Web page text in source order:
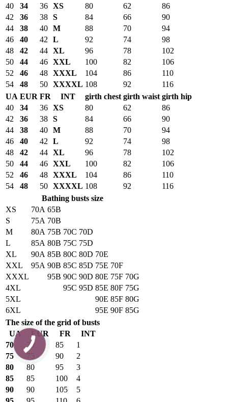
40
34 36 XS 80 62
86
42
36 38 S 84 66
90
44
38 40 M 88 70
94
46
40 42 L 92 74
98
48
42 44 XL 96 78
102
50
44 46 XXL 100 82
106
52
46 48 XXXL 104 86
110
54
48 50 XXXXL 108 92
116
UA EUR FR INT girth chest girth waist girth hip
40
34 36 XS 80 62
86
42
36 38 S 84 66
90
44
38 40 M 88 70
94
46
40 42 L 92 74
98
48
42 44 XL 96 78
102
50
44 46 XXL 100 82
106
52
46 48 XXXL 104 86
110
54
48 50 XXXXL 108 92
116
Bathing busts size
XS
70A 65B
S
75A 70B
M
80A 75B 70C 70D
L
85A 80B 75C 75D
XL
90A 85B 80C 80D 70E
XXL
95A 90B 85C 85D 75E 70F
XXXL
95B 90C 90D 80E 75F 70G
4XL
95C 95D 85E 80F 75G
5XL
90E 85F 80G
6XL
95E 90F 85G
The size of the grid of busts
UA
EUR FR
INT
70
70 85
1
75
90
2
80
80 95
3
85
85 100
4
90
90 105
5